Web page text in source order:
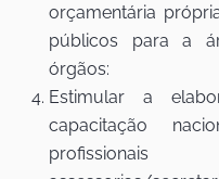
orçamentária
públicos para a
órgãos:
Estimular a
capacitação